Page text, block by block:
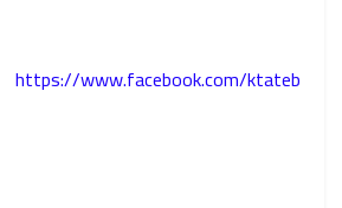
https://www.facebook.com/ktateb